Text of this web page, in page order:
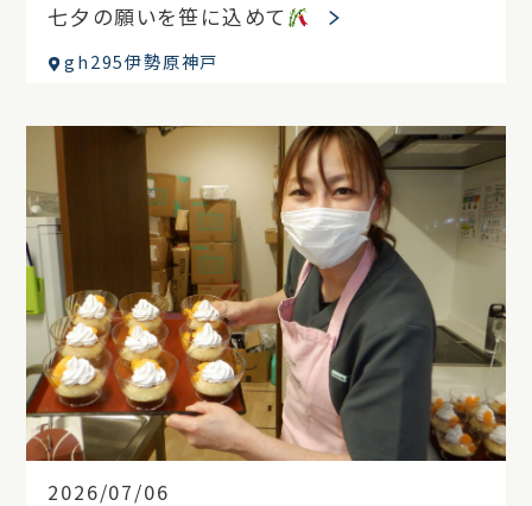
七夕の願いを笹に込めて
gh295伊勢原神戸
2026/07/06